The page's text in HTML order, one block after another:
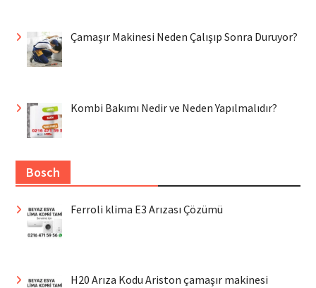
Çamaşır Makinesi Neden Çalışıp Sonra Duruyor?
Kombi Bakımı Nedir ve Neden Yapılmalıdır?
Bosch
Ferroli klima E3 Arızası Çözümü
H20 Arıza Kodu Ariston çamaşır makinesi